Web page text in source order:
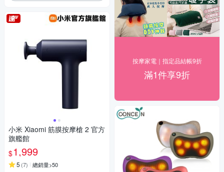
小米 Xiaomi 筋膜按摩槍 2 官方
旗艦館
$1,999
5 (7) 總銷量>50
按摩家電｜指定品結帳9折
滿1件享9折